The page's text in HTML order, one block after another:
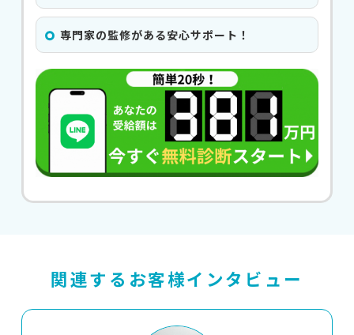
専門家の監修がある安心サポート！
関連するお客様インタビュー